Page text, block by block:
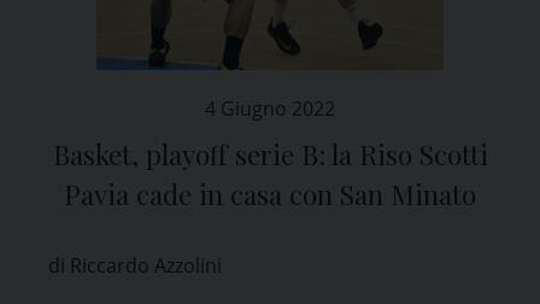
4 Giugno 2022
Basket, playoff serie B: la Riso Scotti
Pavia cade in casa con San Minato
di Riccardo Azzolini